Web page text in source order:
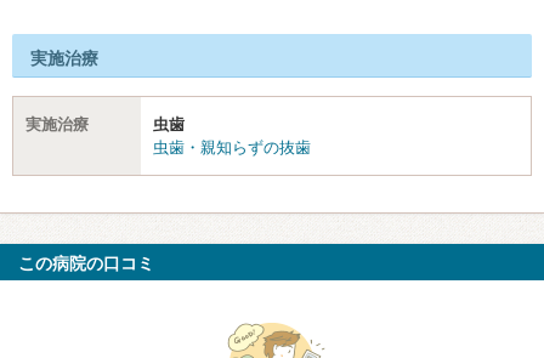
実施治療
実施治療
虫歯
虫歯・親知らずの抜歯
この病院の口コミ